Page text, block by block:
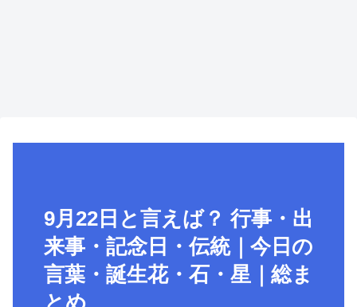
9月22日と言えば？ 行事・出
来事・記念日・伝統｜今日の
言葉・誕生花・石・星｜総ま
とめ